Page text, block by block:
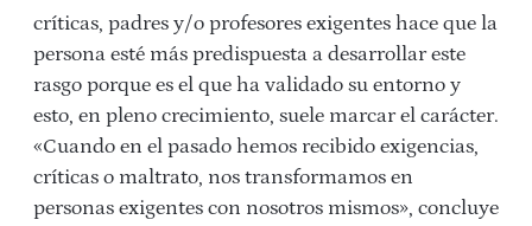
críticas, padres y/o profesores exigentes hace que la
persona esté más predispuesta a desarrollar este
rasgo porque es el que ha validado su entorno y
esto, en pleno crecimiento, suele marcar el carácter.
«Cuando en el pasado hemos recibido exigencias,
críticas o maltrato, nos transformamos en
personas exigentes con nosotros mismos», concluye